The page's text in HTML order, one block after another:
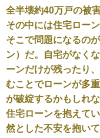
全半壊約40万戸の被
その中には住宅ロー
そこで問題になるの
ン）だ。自宅がなく
ーンだけが残ったり
むことでローンが多
が破綻するかもしれ
住宅ローンを抱えて
然とした不安を抱い